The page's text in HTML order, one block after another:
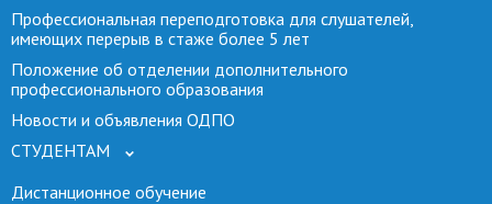
Профессиональная переподготовка для слушателей,
имеющих перерыв в стаже более 5 лет
Положение об отделении дополнительного
профессионального образования
Новости и объявления ОДПО
СТУДЕНТАМ
Дистанционное обучение